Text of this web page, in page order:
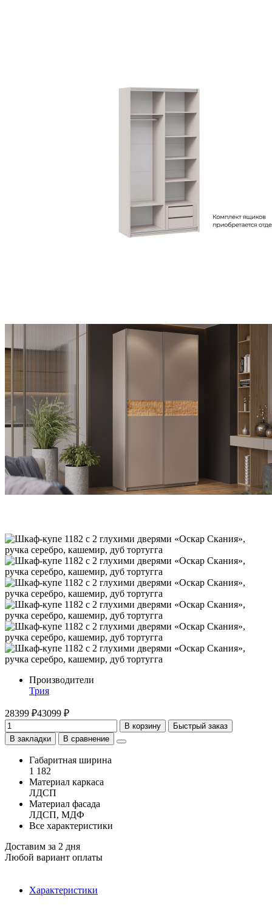
Производители
Трия
28399 ₽43099 ₽
В корзину
Быстрый заказ
В закладки
В сравнение
Габаритная ширина
1 182
Материал каркаса
ЛДСП
Материал фасада
ЛДСП, МДФ
Все характеристики
Доставим за 2 дня
Любой вариант оплаты
Характеристики